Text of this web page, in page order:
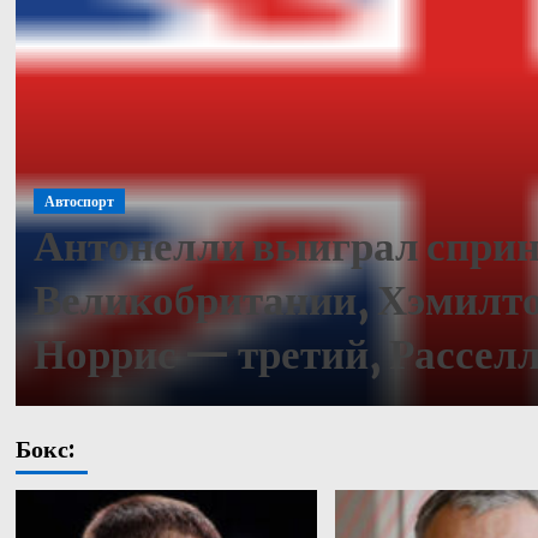
Автоспорт
Антонелли выиграл
Великобритании,
Норрис — третий,
Бокс: